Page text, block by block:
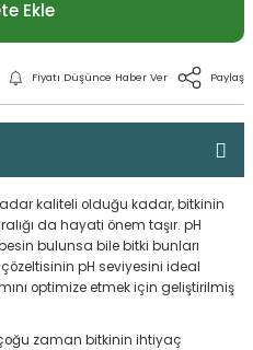
Ekle
Yaz Fiyatı Düşünce Haber
kaliteli olduğu kadar, bitkinin
da hayati önem taşır. pH
bulunsa bile bitki bunları
pH seviyesini ideal
optimize etmek için geliştirilmiş
zaman bitkinin ihtiyaç